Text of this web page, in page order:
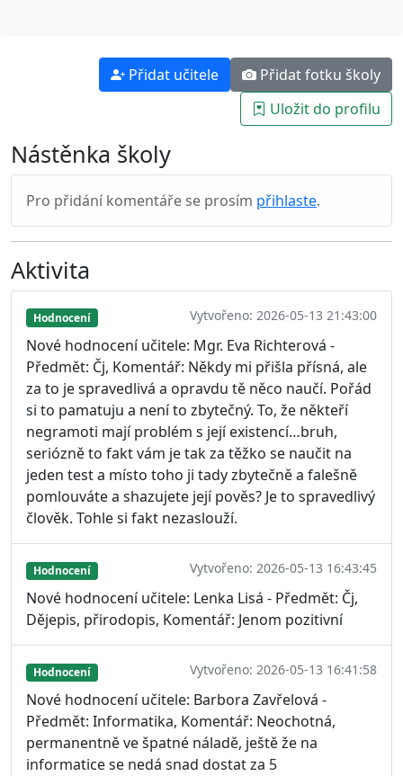
Přidat učitele
Přidat fotku školy
Uložit do profilu
Nástěnka školy
Pro přidání komentáře se prosím přihlaste.
Aktivita
Hodnocení Vytvořeno: 2026-05-13 21:43:00
Nové hodnocení učitele: Mgr. Eva Richterová -
Předmět: Čj, Komentář: Někdy mi přišla přísná, ale
za to je spravedlivá a opravdu tě něco naučí. Pořád
si to pamatuju a není to zbytečný. To, že někteří
negramoti mají problém s její existencí…bruh,
seriózně to fakt vám je tak za těžko se naučit na
jeden test a místo toho ji tady zbytečně a falešně
pomlouváte a shazujete její pověs? Je to spravedlivý
člověk. Tohle si fakt nezaslouží.
Hodnocení Vytvořeno: 2026-05-13 16:43:45
Nové hodnocení učitele: Lenka Lisá - Předmět: Čj,
Dějepis, přirodopis, Komentář: Jenom pozitivní
Hodnocení Vytvořeno: 2026-05-13 16:41:58
Nové hodnocení učitele: Barbora Zavřelová -
Předmět: Informatika, Komentář: Neochotná,
permanentně ve špatné náladě, ještě že na
informatice se nedá snad dostat za 5